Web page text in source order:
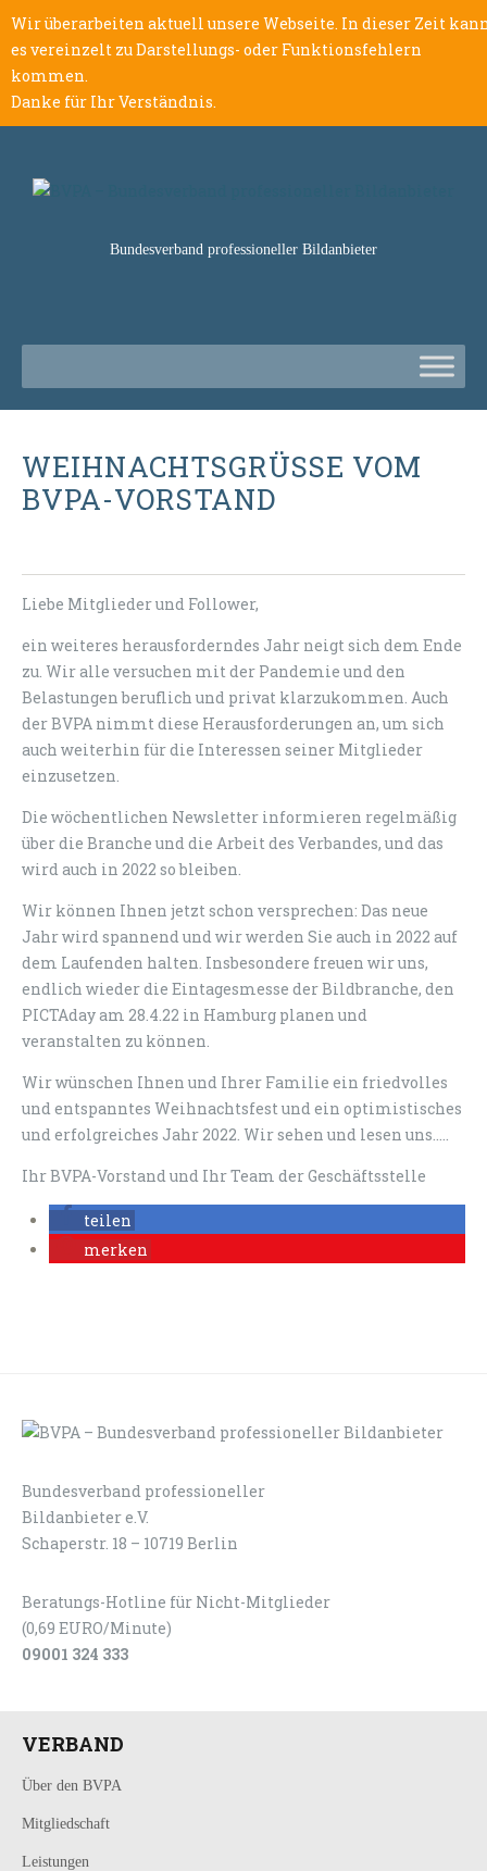
Wir überarbeiten aktuell unsere Webseite. In dieser Zeit
es vereinzelt zu Darstellungs- oder Funktionsfehlern
kommen.
Danke für Ihr Verständnis.
Bundesverband professioneller Bildanbieter
WEIHNACHTSGRÜSSE VOM B
VPA-VORSTAND
Liebe Mitglieder und Follower,
ein weiteres herausforderndes Jahr neigt sich dem Ende
zu. Wir alle versuchen mit der Pandemie und den
Belastungen beruflich und privat klarzukommen. Auch
der BVPA nimmt diese Herausforderungen an, um sich
auch weiterhin für die Interessen seiner Mitglieder
einzusetzen.
Die wöchentlichen Newsletter informieren regelmäßig
über die Branche und die Arbeit des Verbandes, und das
wird auch in 2022 so bleiben.
Wir können Ihnen jetzt schon versprechen: Das neue
Jahr wird spannend und wir werden Sie auch in 2022 auf
dem Laufenden halten. Insbesondere freuen wir uns,
endlich wieder die Eintagesmesse der Bildbranche, den
PICTAday am 28.4.22 in Hamburg planen und
veranstalten zu können.
Wir wünschen Ihnen und Ihrer Familie ein friedvolles
und entspanntes Weihnachtsfest und ein optimistisches
und erfolgreiches Jahr 2022. Wir sehen und lesen uns.....
Ihr BVPA-Vorstand und Ihr Team der Geschäftsstelle
teilen
merken
Bundesverband professioneller
Bildanbieter e.V.
Schaperstr. 18 – 10719 Berlin
Beratungs-Hotline für Nicht-Mitglieder
(0,69 EURO/Minute)
09001 324 333
VERBAND
Über den BVPA
Mitgliedschaft
Leistungen